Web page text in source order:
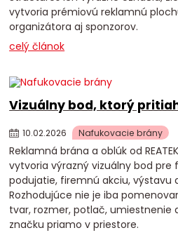
vytvoria prémiovú reklamnú
organizátora aj sponzorov.
celý článok
Vizuálny bod, ktorý
10.02.2026 Nafukovacie brány
Reklamná brána a oblúk od
vytvoria výrazný vizuálny bod pre
podujatie, firemnú akciu, výstavu
Rozhodujúce nie je iba
tvar, rozmer, potlač, umiestnenie
značku priamo v priestore.